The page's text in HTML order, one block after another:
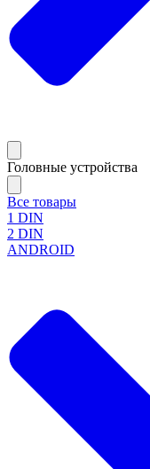
Головные устройства
Все товары
1 DIN
2 DIN
ANDROID